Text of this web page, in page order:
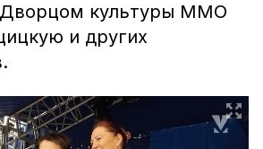
культуры ММО
и других